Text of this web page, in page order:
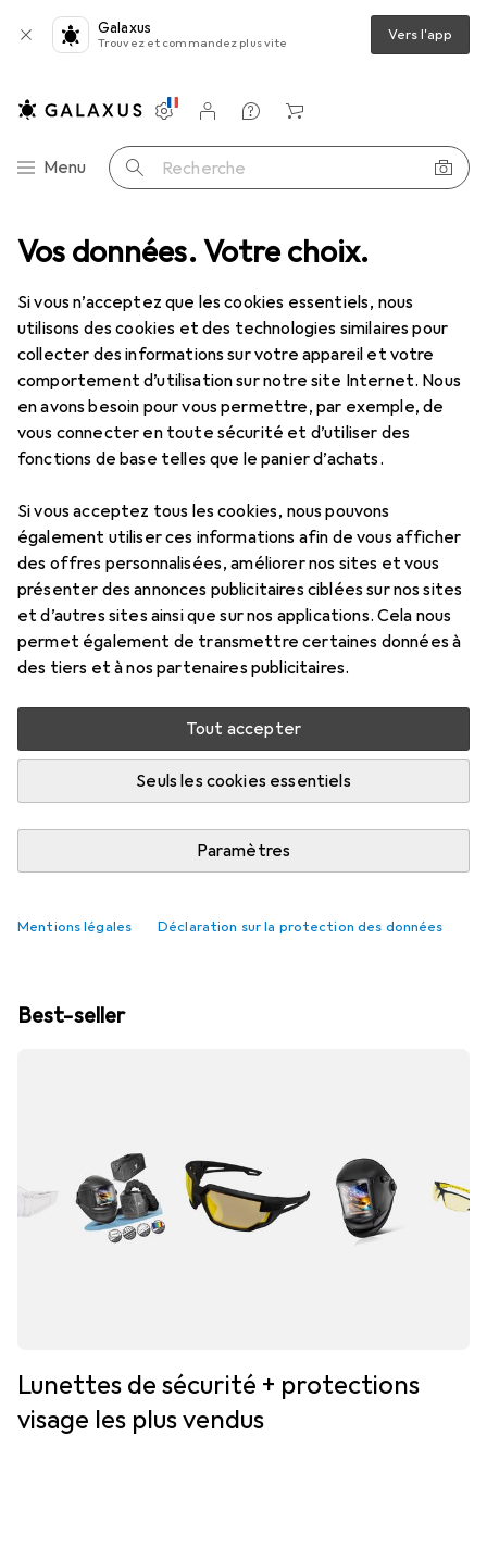
Vos données. Votre choix.
Si vous n’acceptez que les cookies essentiels, nous
utilisons des cookies et des technologies similaires pour
collecter des informations sur votre appareil et votre
comportement d’utilisation sur notre site Internet. Nous
en avons besoin pour vous permettre, par exemple, de
vous connecter en toute sécurité et d’utiliser des
fonctions de base telles que le panier d’achats.
Si vous acceptez tous les cookies, nous pouvons
également utiliser ces informations afin de vous afficher
des offres personnalisées, améliorer nos sites et vous
présenter des annonces publicitaires ciblées sur nos sites
et d’autres sites ainsi que sur nos applications. Cela nous
permet également de transmettre certaines données à
des tiers et à nos partenaires publicitaires.
Tout accepter
Seuls les cookies essentiels
Paramètres
Mentions légales Déclaration sur la protection des données
Galaxus
Trouvez et commandez plus vite Vers l'app
Navigation par catégorie
Menu Recherche
Paramètres
Compte client
Listes de comparaison
Listes d'envies
Panier
Bricolage + jardin Construire + rénover Sécurité au travail
Sécurité au travail
DécouvrirForum
Guide
Un ultra-marathon de plus de
50 kilomètres sur sentiers : voici les
conseils d’équipement que j’ai retenus
Siri Schubert 34 likes
34 7 commentaires
7
Best-seller
Lunettes de sécurité + protections
visage les plus vendus